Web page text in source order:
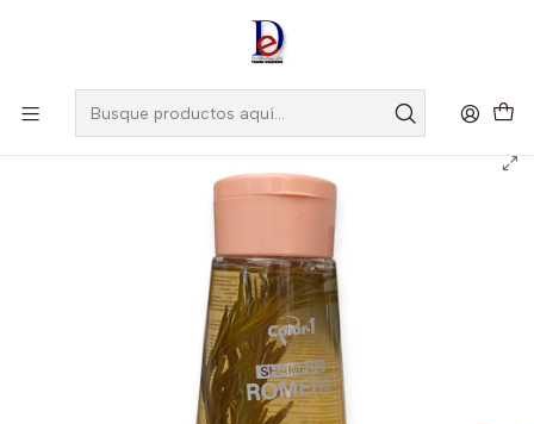
, Si eres nuevo regístrate
SHAMPOO COLOR 1 ROMERO X 500 ML- - INTERBEL *UBI 29-B